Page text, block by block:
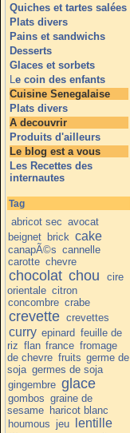
Quiches et tartes salées
Plats divers
Pains et sandwichs
Desserts
Glaces et sorbets
Le coin des enfants
Cuisine Senegalaise
Plats divers
A decouvrir
Produits d'ailleurs
Le blog est a vous
Les Recettes des
internautes
Tag
abricot sec avocat
beignet brick cake
canapÃ©s cannelle
carotte chevre
chocolat chou
cire
orientale citron
concombre crabe
crevette crevettes
curry epinard feuille de
riz flan france fromage
de chevre fruits germe de
soja germes de soja
gingembre glace
gombos graine de
sesame haricot blanc
houmous jeu lentille